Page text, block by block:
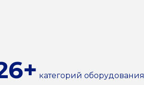
категорий оборудования